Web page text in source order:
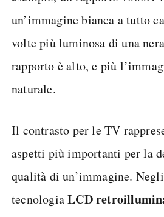
un’immagine bianca a tutto
volte più luminosa di una
rapporto è alto, e più
naturale.
Il contrasto per le TV
aspetti più importanti per la
qualità di un’immagine.
tecnologiaLCD